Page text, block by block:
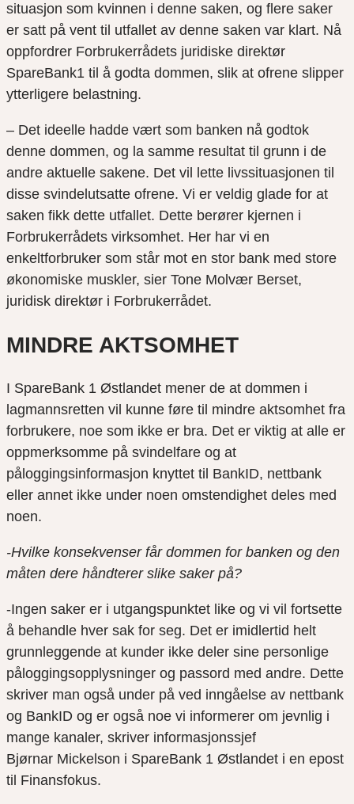
situasjon som kvinnen i denne saken, og flere saker
er satt på vent til utfallet av denne saken var klart. Nå
oppfordrer Forbrukerrådets juridiske direktør
SpareBank1 til å godta dommen, slik at ofrene slipper
ytterligere belastning.
– Det ideelle hadde vært som banken nå godtok
denne dommen, og la samme resultat til grunn i de
andre aktuelle sakene. Det vil lette livssituasjonen til
disse svindelutsatte ofrene. Vi er veldig glade for at
saken fikk dette utfallet. Dette berører kjernen i
Forbrukerrådets virksomhet. Her har vi en
enkeltforbruker som står mot en stor bank med store
økonomiske muskler, sier Tone Molvær Berset,
juridisk direktør i Forbrukerrådet.
MINDRE AKTSOMHET
I SpareBank 1 Østlandet mener de at dommen i
lagmannsretten vil kunne føre til mindre aktsomhet fra
forbrukere, noe som ikke er bra. Det er viktig at alle er
oppmerksomme på svindelfare og at
påloggingsinformasjon knyttet til BankID, nettbank
eller annet ikke under noen omstendighet deles med
noen.
-Hvilke konsekvenser får dommen for banken og den
måten dere håndterer slike saker på?
-Ingen saker er i utgangspunktet like og vi vil fortsette
å behandle hver sak for seg. Det er imidlertid helt
grunnleggende at kunder ikke deler sine personlige
påloggingsopplysninger og passord med andre. Dette
skriver man også under på ved inngåelse av nettbank
og BankID og er også noe vi informerer om jevnlig i
mange kanaler, skriver informasjonssjef
Bjørnar Mickelson i SpareBank 1 Østlandet i en epost
til Finansfokus.